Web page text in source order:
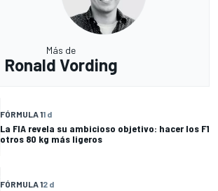
Más de
Ronald Vording
FÓRMULA 11 d
La FIA revela su ambicioso objetivo: hacer los F1
otros 80 kg más ligeros
FÓRMULA 12 d